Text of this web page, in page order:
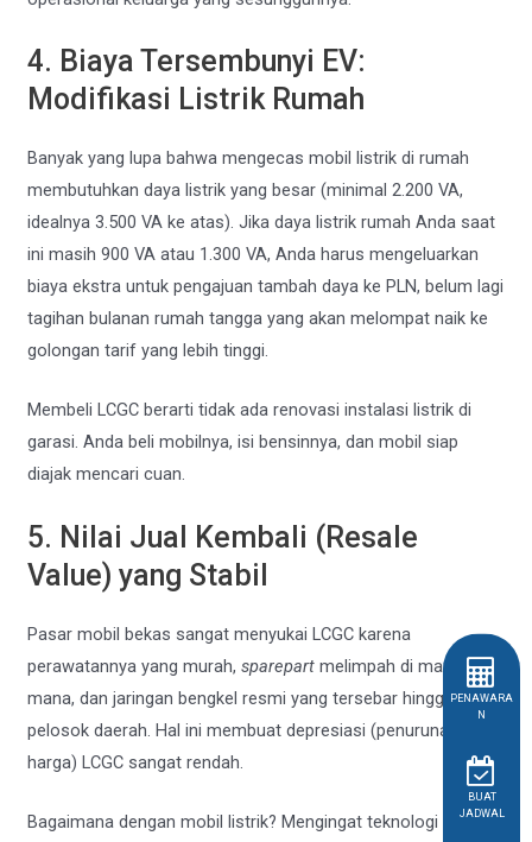
4. Biaya Tersembunyi EV:
Modifikasi Listrik Rumah
Banyak yang lupa bahwa mengecas mobil listrik di rumah
membutuhkan daya listrik yang besar (minimal 2.200 VA,
idealnya 3.500 VA ke atas). Jika daya listrik rumah Anda saat
ini masih 900 VA atau 1.300 VA, Anda harus mengeluarkan
biaya ekstra untuk pengajuan tambah daya ke PLN, belum lagi
tagihan bulanan rumah tangga yang akan melompat naik ke
golongan tarif yang lebih tinggi.
Membeli LCGC berarti tidak ada renovasi instalasi listrik di
garasi. Anda beli mobilnya, isi bensinnya, dan mobil siap
diajak mencari cuan.
5. Nilai Jual Kembali (Resale
Value) yang Stabil
Pasar mobil bekas sangat menyukai LCGC karena
perawatannya yang murah, sparepartmelimpah di mana-
mana, dan jaringan bengkel resmi yang tersebar hingga ke
pelosok daerah. Hal ini membuat depresiasi (penurunan
harga) LCGC sangat rendah.
Bagaimana dengan mobil listrik? Mengingat teknologi baterai
PENAWARA
N
BUAT
JADWAL